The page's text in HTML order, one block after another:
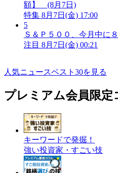
額】 (8月7日)
特集 8月7日(金) 17:00
5
Ｓ＆Ｐ５００、今月中に
注目 8月7日(金) 00:21
人気ニュースベスト30を見る
プレミアム会員限定
キーワードで発掘！
強い投資家・すごい技